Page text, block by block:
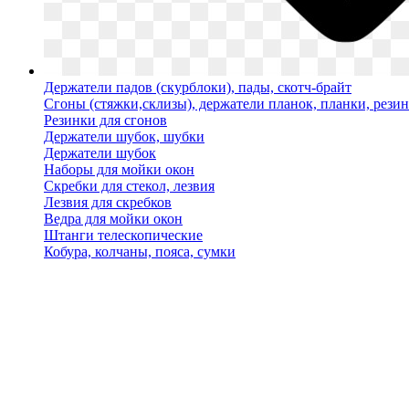
Держатели падов (скурблоки), пады, скотч-брайт
Сгоны (стяжки,склизы), держатели планок, планки,
Резинки для сгонов
Держатели шубок, шубки
Держатели шубок
Наборы для мойки окон
Скребки для стекол, лезвия
Лезвия для скребков
Ведра для мойки окон
Штанги телескопические
Кобура, колчаны, пояса, сумки